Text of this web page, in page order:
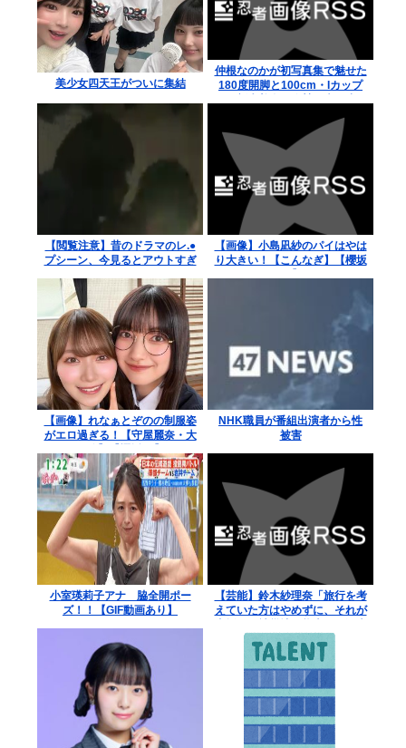
美少女四天王がついに集結
仲根なのかが初写真集で魅せた
180度開脚と100cm・Iカップ
【閲覧注意】昔のドラマのレ.●
プシーン、今見るとアウトすぎ
【画像】小島凪紗のパイはやは
り大きい！【こんなぎ】【櫻坂
【画像】れなぁとぞのの制服姿
がエロ過ぎる！【守屋麗奈・大
NHK職員が番組出演者から性
被害
小室瑛莉子アナ 脇全開ポー
ズ！！【GIF動画あり】
【芸能】鈴木紗理奈「旅行を考
えていた方はやめずに、それが
を呼びかけ★2